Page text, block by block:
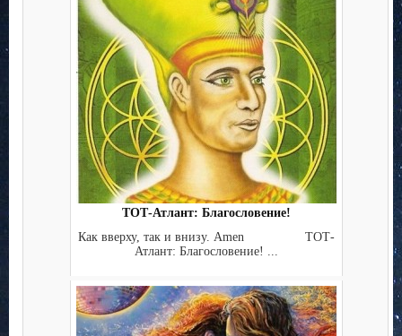
ТОТ-Атлант: Благословение!
Как вверху, так и внизу. Amen ТОТ-
Атлант: Благословение! ...